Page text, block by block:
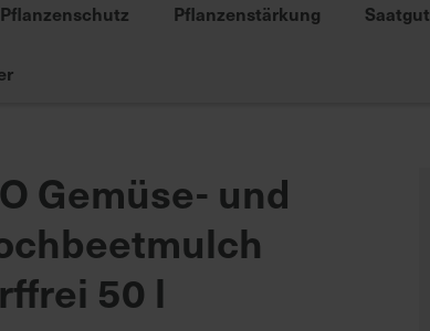
Pflanzenschutz Pflanzenstärkung Saatgut
Gemüse- und
50 l